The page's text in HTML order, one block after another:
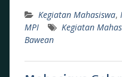
Kegiatan Mahasiswa,
MPI
Kegiatan
Bawean